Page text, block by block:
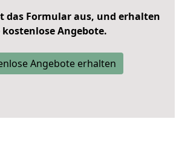
das Formular aus, und erhalten
kostenlose Angebote.
Angebote erhalten